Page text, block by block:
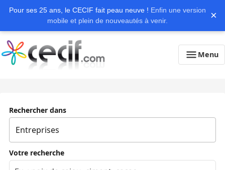
Pour ses 25 ans, le CECIF fait peau neuve ! Enfin une version
mobile et plein de nouveautés à venir.
×
Menu
Rechercher dans
Votre recherche